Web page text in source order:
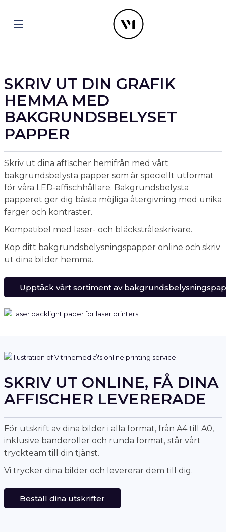
SKRIV UT DIN GRAFIK
HEMMA MED
BAKGRUNDSBELYSET
PAPPER
Skriv ut dina affischer hemifrån med vårt
bakgrundsbelysta papper som är speciellt utformat
för våra LED-affischhållare. Bakgrundsbelysta
papperet ger dig bästa möjliga återgivning med unika
färger och kontraster.
Kompatibel med laser- och bläckstråleskrivare.
Köp ditt bakgrundsbelysningspapper online och skriv
ut dina bilder hemma.
Upptäck vårt sortiment av
SKRIV UT ONLINE, FÅ DINA
AFFISCHER LEVERERADE
För utskrift av dina bilder i alla format, från A4 till A0,
inklusive banderoller och runda format, står vårt
tryckteam till din tjänst.
Vi trycker dina bilder och levererar dem till dig.
Beställ dina utskrifter